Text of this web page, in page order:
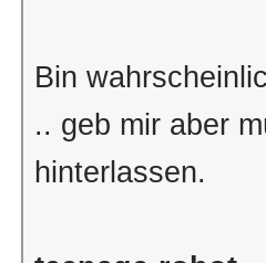
Bin
.. geb mir aber
hinterlassen.